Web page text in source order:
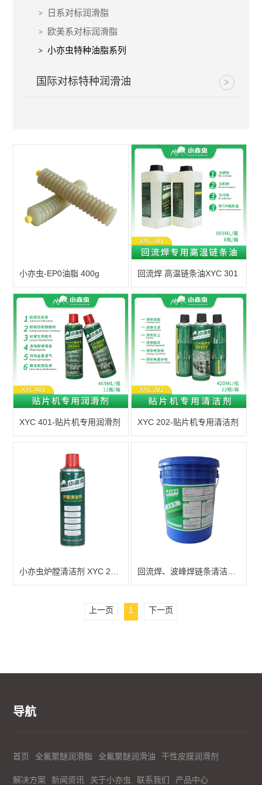
日系对标润滑脂
欧美系对标润滑脂
小亦虫特种油脂系列
国际对标特种润滑油
小亦虫-EP0油脂 400g 回流焊 高温链条油XYC 301
XYC 401-贴片机专用润滑剂 XYC 202-贴片机专用清洁剂
回流焊、波峰焊链条清洁剂XYC101
上一页 1 下一页
导航
首页 全氟聚醚润滑脂 全氟聚醚润滑油 干性皮膜润滑剂
解决方案 新闻资讯 关于小亦虫 联系我们 产品中心